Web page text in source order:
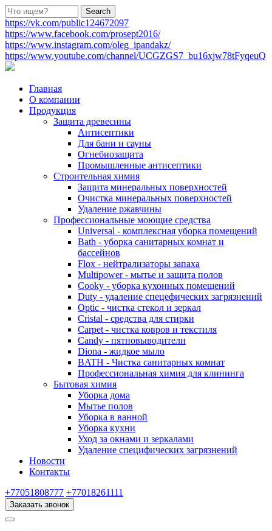
https://vk.com/public124672097
https://www.facebook.com/prosept2016/
https://www.instagram.com/oleg_ipandakz/
https://www.youtube.com/channel/UCGZGS7_bu16xjw78tFyqeuQ
Главная
О компании
Продукция
Защита древесины
Антисептики
Для бани и сауны
Огнебиозащита
Промышленные антисептики
Строительная химия
Защита минеральных поверхностей
Очистка минеральных поверхностей
Удаление ржавчины
Профессиональные моющие средства
Universal - комплексная уборка помещений
Bath - уборка санитарных комнат и
бассейнов
Flox - нейтрализаторы запаха
Multipower - мытье и защита полов
Cooky - уборка кухонных помещений
Duty - удаление спецефических загрязнений
Optic - чистка стекол и зеркал
Cristal - средства для стирки
Carpet - чистка ковров и текстиля
Candy - пятновыводители
Diona - жидкое мыло
BATH - Чистка санитарных комнат
Профессиональная химия для клининга
Бытовая химия
Уборка дома
Мытье полов
Уборка в ванной
Уборка кухни
Уход за окнами и зеркалами
Удаление специфических загрязнений
Новости
Контакты
+77051808777 +77018261111
Заказать звонок